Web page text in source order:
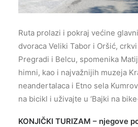
Ruta prolazi i pokraj većine
dvoraca Veliki Tabor i Oršić,
Pregradi i Belcu, spomenika
himni, kao i najvažnijih muzeja
neandertalaca i Etno sela
na bicikl i uživajte u ‘Bajki na
KONJIČKI TURIZAM – njegove